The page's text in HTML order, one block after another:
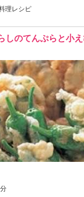
理レシピ
しのてんぷらと小